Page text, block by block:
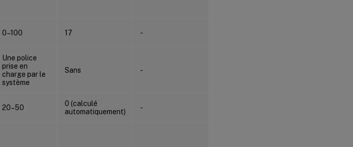
0–100 17 -
Une police
prise en
charge par le
système
Sans -
20–50
0 (calculé
automatiquement)
-